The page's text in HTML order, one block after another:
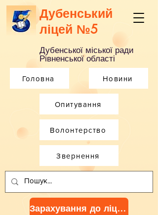
Дубенський
ліцей №5
Дубенської міської ради
Рівненської області
Головна Новини
Опитування
Зарахування до ліцею
Волонтерство
Звернення